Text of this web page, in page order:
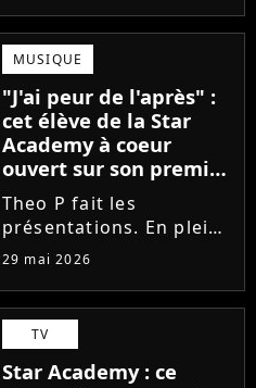
Coach d'expression
scénique de l'émission,
Marlène Schaff ne
rempilera pas à la table
des professeurs...
MUSIQUE
"J'ai peur de l'après" :
cet élève de la Star
Academy à coeur
ouvert sur son premier
single intime
Theo P fait les
présentations. En pleine
tournée, l'élève de la
son tout premier single.
Avec Garçon solide, le
chanteur livre une
facette plus fragile de
29 mai 2026
TV
Star Academy : ce